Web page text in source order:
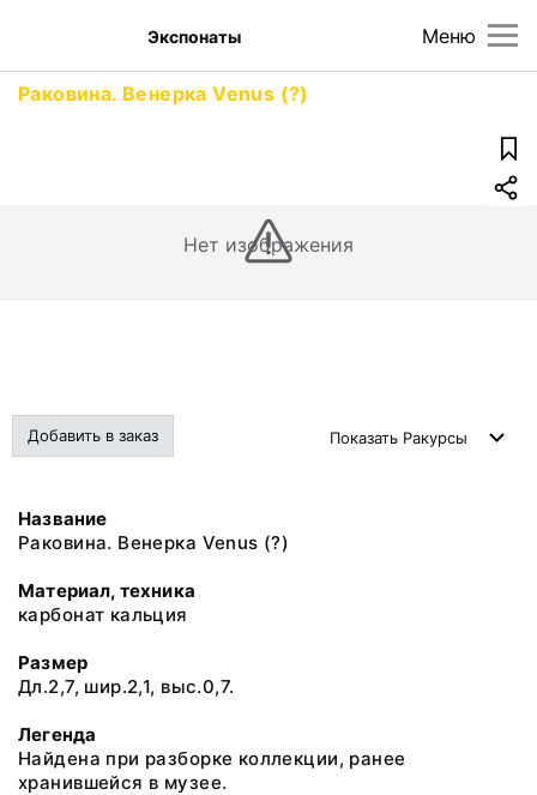
Меню
Экспонаты
Раковина. Венерка Venus (?)
Нет изображения
Добавить в заказ Показать Ракурсы
Название
Раковина. Венерка Venus (?)
Материал, техника
карбонат кальция
Размер
Дл.2,7, шир.2,1, выс.0,7.
Легенда
Найдена при разборке коллекции, ранее
хранившейся в музее.